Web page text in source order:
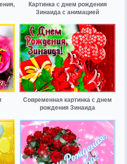
Картинка с днем рождения
Зинаида с анимацией
Современная картинка с днем
рождения Зинаида